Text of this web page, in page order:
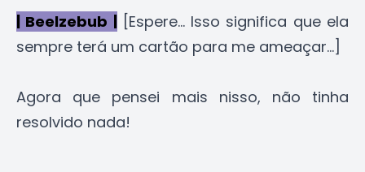
| Beelzebub |[Espere... Isso significa que ela
sempre terá um cartão para me ameaçar...]
Agora que pensei mais nisso, não tinha
resolvido nada!